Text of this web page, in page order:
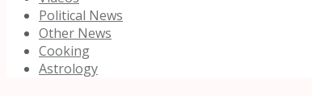
Political News
Other News
Cooking
Astrology